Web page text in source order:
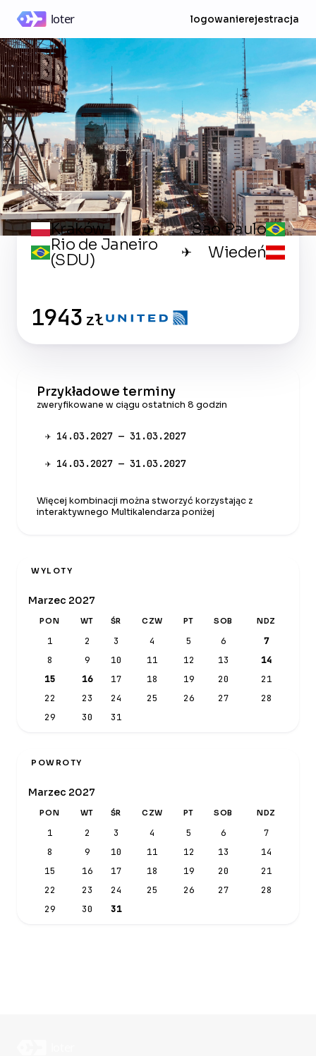
logowanierejestracja
Kraków ✈
Sao Paulo
Rio de Janeiro
(SDU)
✈ Wiedeń
1943 zł
Przykładowe terminy
zweryfikowane w ciągu ostatnich 8 godzin
✈ 14.03.2027 — 31.03.2027
✈ 14.03.2027 — 31.03.2027
Więcej kombinacji można stworzyć korzystając z
interaktywnego Multikalendarza poniżej
WYLOTY
Marzec 2027
PON WT ŚR CZW PT SOB NDZ
1 2 3 4 5 6
7
8
9 10 11 12 13
14
15
16 17 18 19 20
21
22
23 24 25 26 27
28
29
30 31
POWROTY
Marzec 2027
PON WT ŚR CZW PT SOB NDZ
1 2 3 4 5 6
7
8
9 10 11 12 13
14
15
16 17 18 19 20
21
22
23 24 25 26 27
28
29
30 31